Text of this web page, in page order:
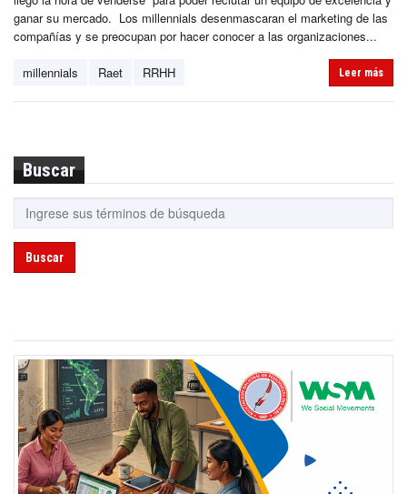
ganar su mercado. Los millennials desenmascaran el marketing de las
compañías y se preocupan por hacer conocer a las organizaciones...
millennials Raet RRHH Leer más
Buscar
Buscar